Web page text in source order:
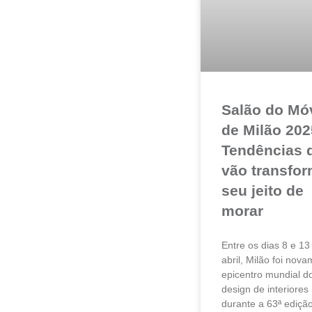
Salão do
de Milão
Tendências
vão
seu jeito de
morar
Entre os dias 8 e 13
abril, Milão foi
epicentro mundial
design de interiores
durante a 63ª